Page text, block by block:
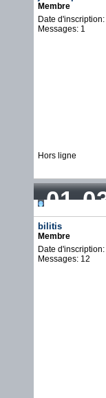
Membre
Date
Messages: 1
Hors ligne
01-
bilitis
Membre
Date
Messages: 12